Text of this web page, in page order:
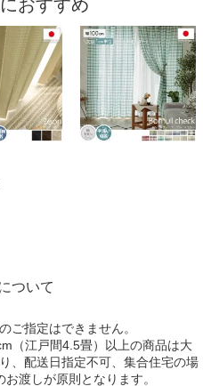
おすすめ
ついて
ご指定はできません。
（江戸間4.5畳）以上の商品は大
、配送日指定不可、集合住宅の場
お渡しが原則となります。